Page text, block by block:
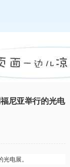
尼亚举行的光电
电展。